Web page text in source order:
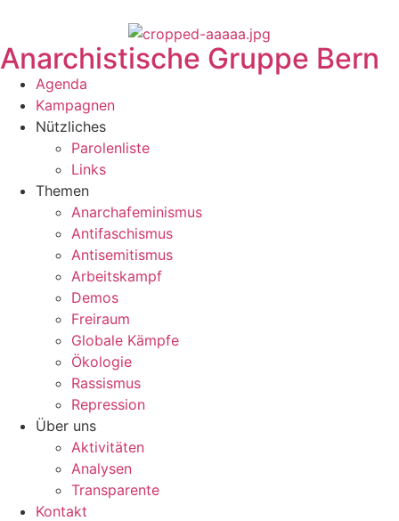
Anarchistische Gruppe Bern
Agenda
Kampagnen
Nützliches
Parolenliste
Links
Themen
Anarchafeminismus
Antifaschismus
Antisemitismus
Arbeitskampf
Demos
Freiraum
Globale Kämpfe
Ökologie
Rassismus
Repression
Über uns
Aktivitäten
Analysen
Transparente
Kontakt